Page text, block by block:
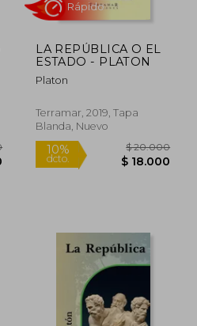
10%
LA REPÚBLICA O EL
ESTADO - PLATON
Platon
Terramar, 2019, Tapa
Blanda, Nuevo
Rápido